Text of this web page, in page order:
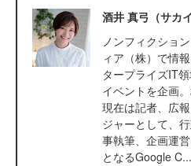
酒井 真弓（サカ
ノンフィクショ
ィア（株）で情
タープライズIT
イベントを企画
現在は記者、広
ジャーとして、
事執筆、企画運
となるGoogle C...